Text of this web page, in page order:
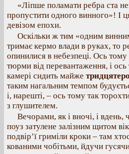
«Ліпше поламати ребра ста
пропустити одного винного»! І
девізом епохи.
Оскільки ж тим «одним
тримає кермо влади в руках, то
опинилися в небезпеці. Ось тому
тюрми від перевантаження, і
камері сидить майже тридцятеро
таким нагальним темпом
і, нарешті, – ось тому так
з глушителем.
Вечорами, як і вночі, і вдень,
поуз затулене залізним щитом
подвір’ї гриміли кроки – там
кованими чобітьми, йдучи